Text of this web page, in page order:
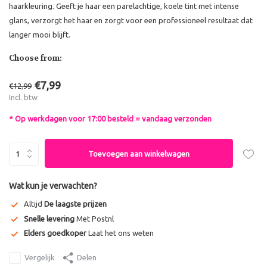
haarkleuring. Geeft je haar een parelachtige, koele tint met intense
glans, verzorgt het haar en zorgt voor een professioneel resultaat dat
langer mooi blijft.
Choose from:
€12,99 €7,99
Incl. btw
* Op werkdagen voor 17:00 besteld = vandaag verzonden
Toevoegen aan winkelwagen
Wat kun je verwachten?
Altijd De laagste prijzen
Snelle levering Met Postnl
Elders goedkoper Laat het ons weten
Vergelijk Delen